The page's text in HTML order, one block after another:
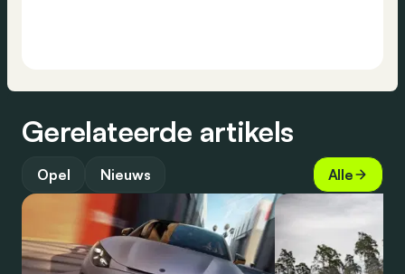
Gerelateerde artikels
Opel Nieuws Alle